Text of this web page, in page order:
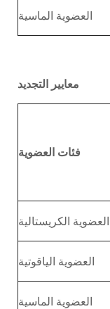
العضوية الماسية
معايير التجديد
فئات العضوية
العضوية الكريستالية
العضوية الياقوتية
العضوية الماسية